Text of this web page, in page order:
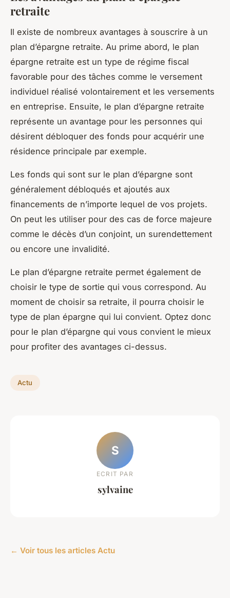
retraite
Il existe de nombreux avantages à souscrire à un
plan d’épargne retraite. Au prime abord, le plan
épargne retraite est un type de régime fiscal
favorable pour des tâches comme le versement
individuel réalisé volontairement et les versements
en entreprise. Ensuite, le plan d’épargne retraite
représente un avantage pour les personnes qui
désirent débloquer des fonds pour acquérir une
résidence principale par exemple.
Les fonds qui sont sur le plan d’épargne sont
généralement débloqués et ajoutés aux
financements de n’importe lequel de vos projets.
On peut les utiliser pour des cas de force majeure
comme le décès d’un conjoint, un surendettement
ou encore une invalidité.
Le plan d’épargne retraite permet également de
choisir le type de sortie qui vous correspond. Au
moment de choisir sa retraite, il pourra choisir le
type de plan épargne qui lui convient. Optez donc
pour le plan d’épargne qui vous convient le mieux
pour profiter des avantages ci-dessus.
Actu
S
ECRIT PAR
sylvaine
← Voir tous les articles Actu